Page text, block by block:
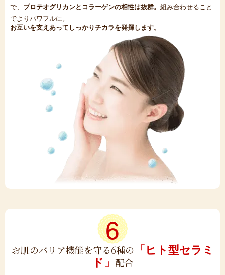
で、 プロテオグリカンとコラーゲンの相性は抜群。 組み合わせること
でよりパワフルに。
お互いを支えあってしっかりチカラを発揮します。
6
お肌のバリア機能を守る6種の 「ヒト型セラミ
ド」 配合